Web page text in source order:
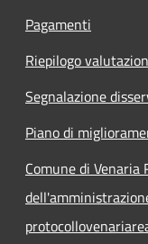
Pagamenti
Riepilogo
Segnalazione
Piano di
Comune di Venaria